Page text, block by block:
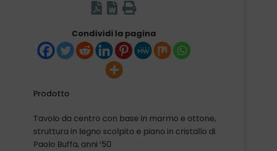
Condividi la pagina
Prodotto
Tavolo da centro con base in marmo e ottone,
struttura in legno scolpito e piano in cristallo di
Paolo Buffa, anni ’50